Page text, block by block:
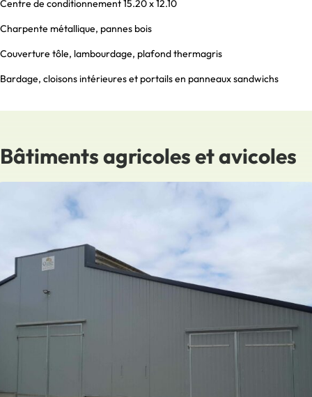
Centre de conditionnement 15.20 x 12.10
Charpente métallique, pannes bois
Couverture tôle, lambourdage, plafond thermagris
Bardage, cloisons intérieures et portails en panneaux sandwichs
Bâtiments agricoles et avicoles